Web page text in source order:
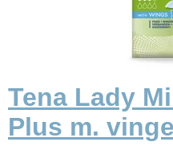
Tena Lady
Plus m.